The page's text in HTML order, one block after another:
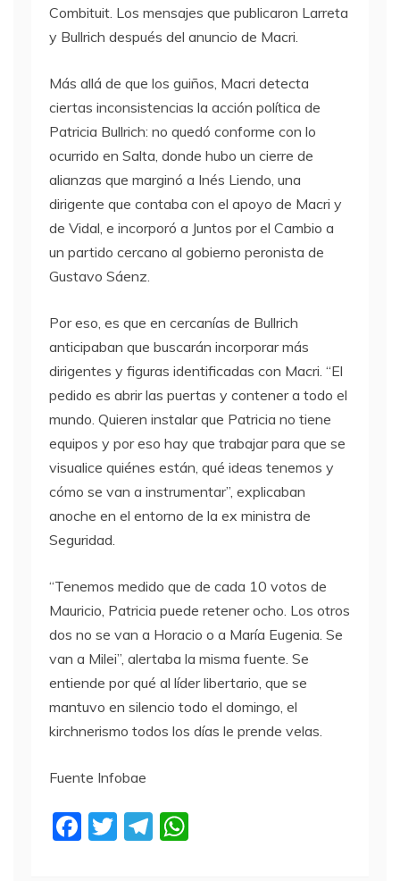
Combituit. Los mensajes que publicaron Larreta
y Bullrich después del anuncio de Macri.
Más allá de que los guiños, Macri detecta
ciertas inconsistencias la acción política de
Patricia Bullrich: no quedó conforme con lo
ocurrido en Salta, donde hubo un cierre de
alianzas que marginó a Inés Liendo, una
dirigente que contaba con el apoyo de Macri y
de Vidal, e incorporó a Juntos por el Cambio a
un partido cercano al gobierno peronista de
Gustavo Sáenz.
Por eso, es que en cercanías de Bullrich
anticipaban que buscarán incorporar más
dirigentes y figuras identificadas con Macri. “El
pedido es abrir las puertas y contener a todo el
mundo. Quieren instalar que Patricia no tiene
equipos y por eso hay que trabajar para que se
visualice quiénes están, qué ideas tenemos y
cómo se van a instrumentar”, explicaban
anoche en el entorno de la ex ministra de
Seguridad.
“Tenemos medido que de cada 10 votos de
Mauricio, Patricia puede retener ocho. Los otros
dos no se van a Horacio o a María Eugenia. Se
van a Milei”, alertaba la misma fuente. Se
entiende por qué al líder libertario, que se
mantuvo en silencio todo el domingo, el
kirchnerismo todos los días le prende velas.
Fuente Infobae
F
T
T